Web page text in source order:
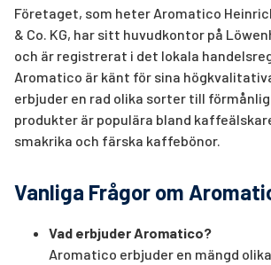
Företaget, som heter Aromatico
& Co. KG, har sitt huvudkontor på
och är registrerat i det lokala
Aromatico är känt för sina
erbjuder en rad olika sorter till
produkter är populära bland
smakrika och färska kaffebönor.
Vanliga Frågor om
Vad erbjuder Aromatico?
Aromatico erbjuder en mängd olika